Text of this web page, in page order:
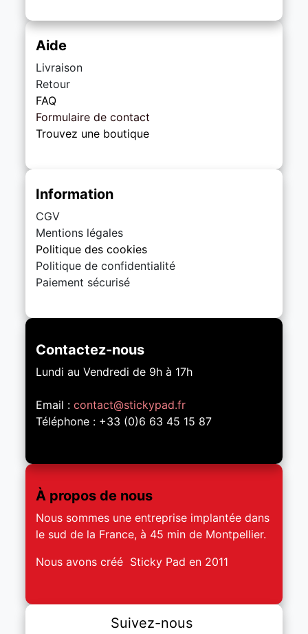
Aide
Livraison
Retour
FAQ
Formulaire de contact
Trouvez une boutique
Information
CGV
Mentions légales
Politique des cookies
Politique de confidentialité
Paiement sécurisé
À propos de nous
Nous sommes une entreprise implantée dans
le sud de la France, à 45 min de Montpellier.
Nous avons créé Sticky Pad en 2011
Contactez-nous
Lundi au Vendredi de 9h à 17h
Email :contact@stickypad.fr
Téléphone : +33 (0)6 63 45 15 87
Suivez-nous